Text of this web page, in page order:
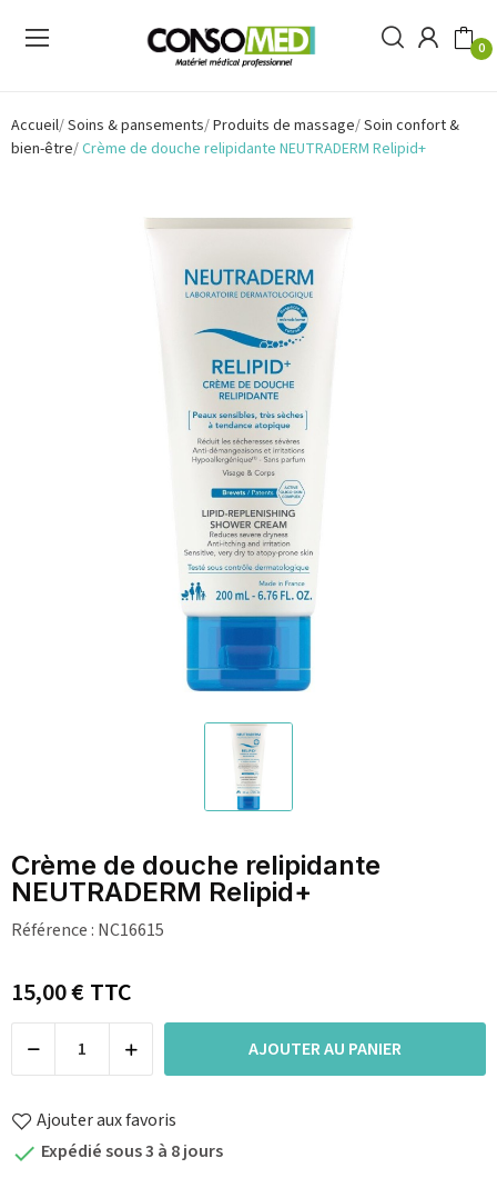
0
Accueil Soins & pansements Produits de massage Soin confort &
bien-être Crème de douche relipidante NEUTRADERM Relipid+
Crème de douche relipidante
NEUTRADERM Relipid+
Référence : NC16615
15,00 €TTC
AJOUTER AU PANIER
Ajouter aux favoris
 Expédié sous 3 à 8 jours